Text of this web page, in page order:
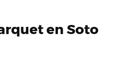
en Soto